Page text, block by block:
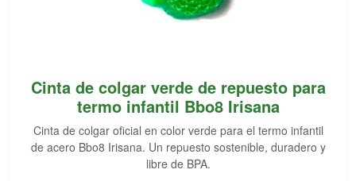
Cinta de colgar verde de repuesto para
termo infantil Bbo8 Irisana
Cinta de colgar oficial en color verde para el termo infantil
de acero Bbo8 Irisana. Un repuesto sostenible, duradero y
libre de BPA.